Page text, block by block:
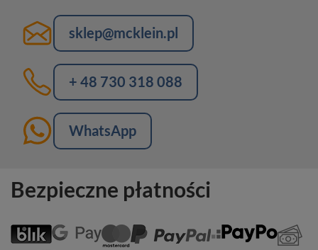
sklep@mcklein.pl
+ 48 730 318 088
WhatsApp
Bezpieczne płatności